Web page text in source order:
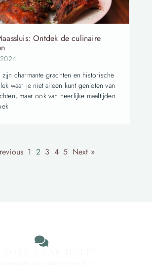
Ontdek de culinaire
2024
zijn charmante grachten en historische
waar je niet alleen kunt genieten van
maar ook van heerlijke maaltijden.
1 2 3 4 5 Next »